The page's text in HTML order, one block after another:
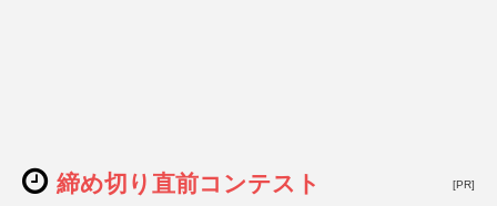
締め切り直前コンテスト [PR]